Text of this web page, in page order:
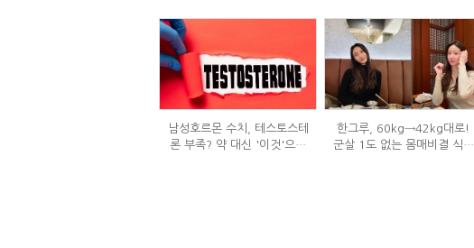
남성호르몬 수치, 테스토스테
론 부족? 약 대신 '이것'으로
한그루, 60kg→42kg대로!
군살 1도 없는 몸매비결 식단